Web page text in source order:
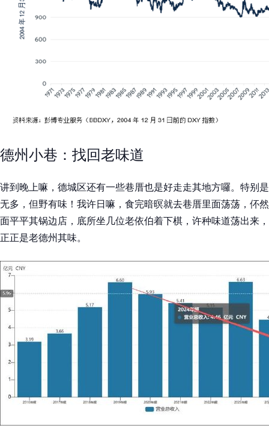
德州小巷：找回老味道
讲到晚上嘛，德城区还有一些巷厝也是好走走其地方囉。特别
无多，但野有味！我许日嘛，食完暗暝就去巷厝里面荡荡，伓
面平平其锅边店，底所坐几位老依伯着下棋，许种味道荡出来
正正是老德州其味。